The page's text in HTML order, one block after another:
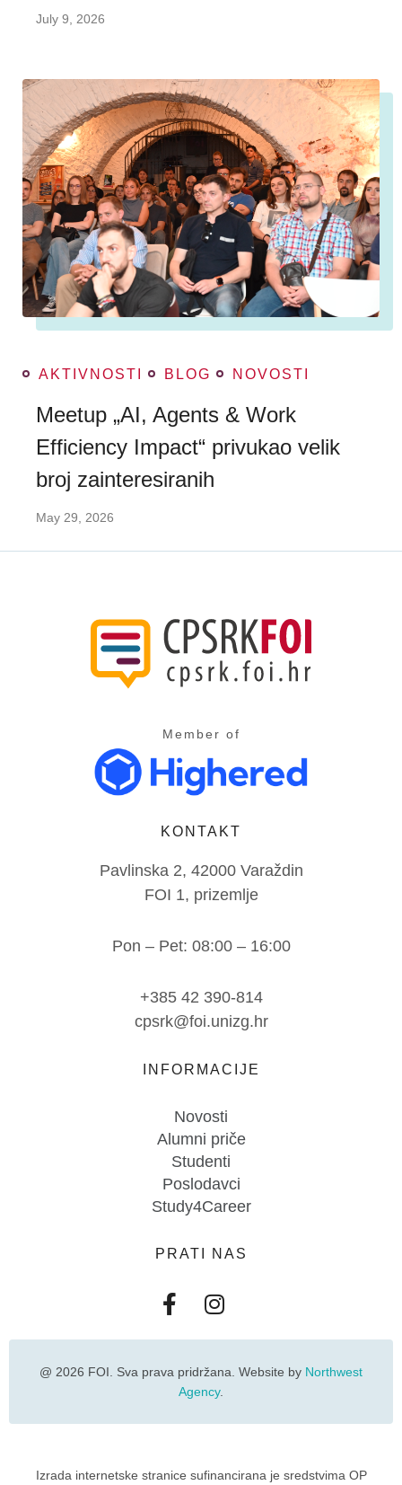
July 9, 2026
AKTIVNOSTI BLOG NOVOSTI
Meetup „AI, Agents & Work
Efficiency Impact“ privukao velik
broj zainteresiranih
May 29, 2026
Member of
KONTAKT
Pavlinska 2, 42000 Varaždin
FOI 1, prizemlje
Pon – Pet: 08:00 – 16:00
+385 42 390-814
cpsrk@foi.unizg.hr
INFORMACIJE
Novosti
Alumni priče
Studenti
Poslodavci
Study4Career
PRATI NAS
@ 2026 FOI. Sva prava pridržana. Website by Northwest
Agency.
Izrada internetske stranice sufinancirana je sredstvima OP